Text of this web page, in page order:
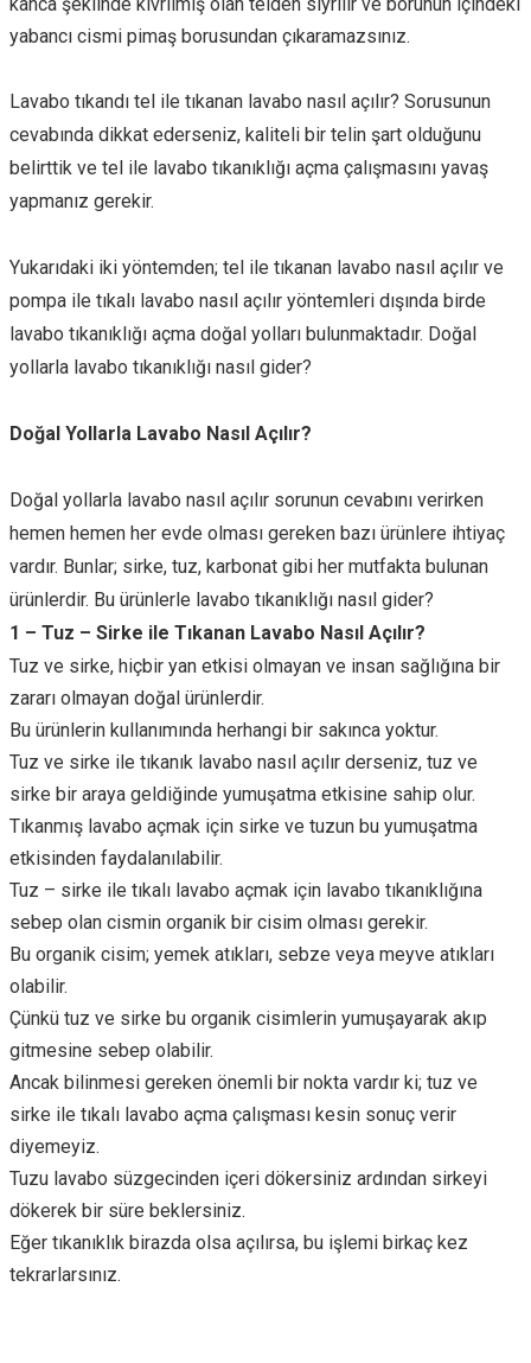
yabancı cismi pimaş borusundan çıkaramazsınız.
Lavabo tıkandı tel ile tıkanan lavabo nasıl açılır? Sorusunun
cevabında dikkat ederseniz, kaliteli bir telin şart olduğunu
belirttik ve tel ile lavabo tıkanıklığı açma çalışmasını yavaş
yapmanız gerekir.
Yukarıdaki iki yöntemden; tel ile tıkanan lavabo nasıl açılır ve
pompa ile tıkalı lavabo nasıl açılır yöntemleri dışında birde
lavabo tıkanıklığı açma doğal yolları bulunmaktadır. Doğal
yollarla lavabo tıkanıklığı nasıl gider?
Doğal Yollarla Lavabo Nasıl Açılır?
Doğal yollarla lavabo nasıl açılır sorunun cevabını verirken
hemen hemen her evde olması gereken bazı ürünlere ihtiyaç
vardır. Bunlar; sirke, tuz, karbonat gibi her mutfakta bulunan
ürünlerdir. Bu ürünlerle lavabo tıkanıklığı nasıl gider?
1 – Tuz – Sirke ile Tıkanan Lavabo Nasıl Açılır?
Tuz ve sirke, hiçbir yan etkisi olmayan ve insan sağlığına bir
zararı olmayan doğal ürünlerdir.
Bu ürünlerin kullanımında herhangi bir sakınca yoktur.
Tuz ve sirke ile tıkanık lavabo nasıl açılır derseniz, tuz ve
sirke bir araya geldiğinde yumuşatma etkisine sahip olur.
Tıkanmış lavabo açmak için sirke ve tuzun bu yumuşatma
etkisinden faydalanılabilir.
Tuz – sirke ile tıkalı lavabo açmak için lavabo tıkanıklığına
sebep olan cismin organik bir cisim olması gerekir.
Bu organik cisim; yemek atıkları, sebze veya meyve atıkları
olabilir.
Çünkü tuz ve sirke bu organik cisimlerin yumuşayarak akıp
gitmesine sebep olabilir.
Ancak bilinmesi gereken önemli bir nokta vardır ki; tuz ve
sirke ile tıkalı lavabo açma çalışması kesin sonuç verir
diyemeyiz.
Tuzu lavabo süzgecinden içeri dökersiniz ardından sirkeyi
dökerek bir süre beklersiniz.
Eğer tıkanıklık birazda olsa açılırsa, bu işlemi birkaç kez
tekrarlarsınız.